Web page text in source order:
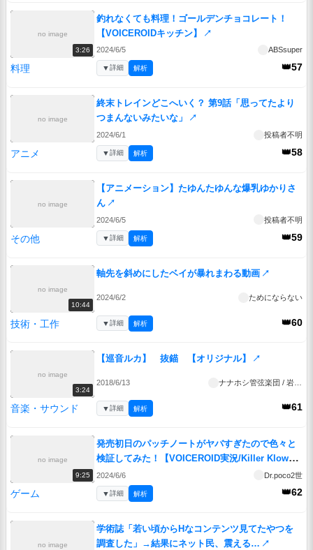
no image
3:26
釣れなくても料理！ゴールデンチョコレート！
【VOICEROIDキッチン】
↗
2024/6/5 ABSsuper
料理 👑57
▼詳細 解析
no image
終末トレインどこへいく？ 第9話「思ってたより
つまんないみたいな」
↗
2024/6/1 投稿者不明
アニメ 👑58
▼詳細 解析
no image
【アニメーション】たゆんたゆんな爆乳ゆかりさ
ん ↗
2024/6/5 投稿者不明
その他 👑59
▼詳細 解析
no image
10:44
軸先を斜めにしたベイが暴れまわる動画 ↗
2024/6/2 ためにならない
技術・工作 👑60
▼詳細 解析
no image
3:24
【巡音ルカ】 抜錨 【オリジナル】 ↗
2018/6/13
音楽・サウンド 👑61
▼詳細 解析
no image
9:25
発売初日のパッチノートがヤバすぎたので色々と
検証してみた！【VOICEROID実況/Killer Klowns
from Outer Space: The Game/キラークラウン】
↗
2024/6/6 Dr.poco2世
ゲーム 👑62
▼詳細 解析
no image
学術誌「若い頃からHなコンテンツ見てたやつを
調査した」→結果にネット民、震える… ↗